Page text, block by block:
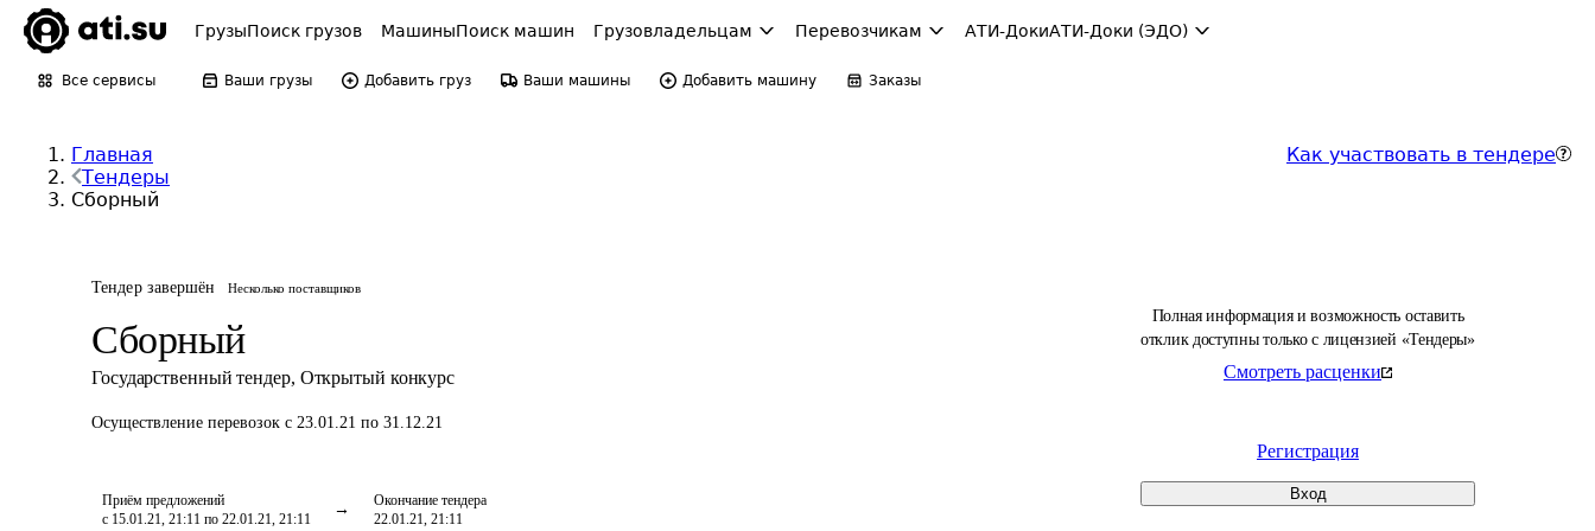
ГрузыПоиск грузов МашиныПоиск машин Грузовладельцам Перевозчикам АТИ-ДокиАТИ-Доки (ЭДО)
Все сервисы Ваши грузы Добавить груз Ваши машины Добавить машину Заказы
Главная
Тендеры
Сборный
Как участвовать в тендере
Тендер завершён Несколько поставщиков
Сборный
Государственный тендер, Открытый конкурс
Осуществление перевозок с 23.01.21 по 31.12.21
Приём предложений
с 15.01.21, 21:11 по 22.01.21, 21:11
Окончание тендера
22.01.21, 21:11
Полная информация и возможность оставить
отклик доступны только с лицензией «Тендеры»
Смотреть расценки
Регистрация
Вход